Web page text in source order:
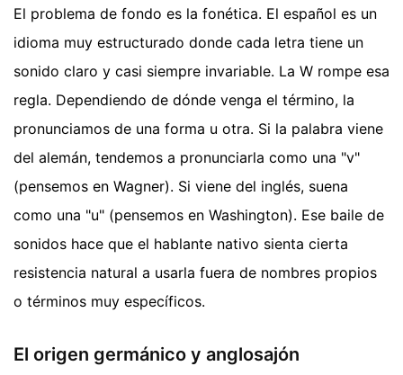
El problema de fondo es la fonética. El español es un
idioma muy estructurado donde cada letra tiene un
sonido claro y casi siempre invariable. La W rompe esa
regla. Dependiendo de dónde venga el término, la
pronunciamos de una forma u otra. Si la palabra viene
del alemán, tendemos a pronunciarla como una "v"
(pensemos en Wagner). Si viene del inglés, suena
como una "u" (pensemos en Washington). Ese baile de
sonidos hace que el hablante nativo sienta cierta
resistencia natural a usarla fuera de nombres propios
o términos muy específicos.
El origen germánico y anglosajón